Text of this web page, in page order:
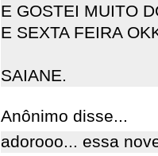
E GOSTEI MUITO
E SEXTA FEIRA
SAIANE.
Anônimo disse...
adorooo... essa